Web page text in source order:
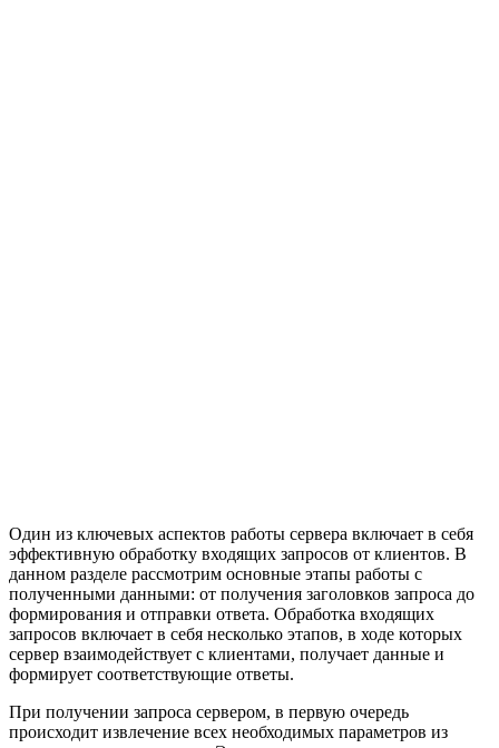
Один из ключевых аспектов работы сервера включает в себя
эффективную обработку входящих запросов от клиентов. В
данном разделе рассмотрим основные этапы работы с
полученными данными: от получения заголовков запроса до
формирования и отправки ответа. Обработка входящих
запросов включает в себя несколько этапов, в ходе которых
сервер взаимодействует с клиентами, получает данные и
формирует соответствующие ответы.
При получении запроса сервером, в первую очередь
происходит извлечение всех необходимых параметров из